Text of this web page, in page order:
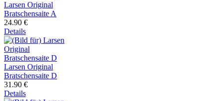
Larsen Original
Bratschensaite A
24.90 €
Details
Larsen Original
Bratschensaite D
31.90 €
Details